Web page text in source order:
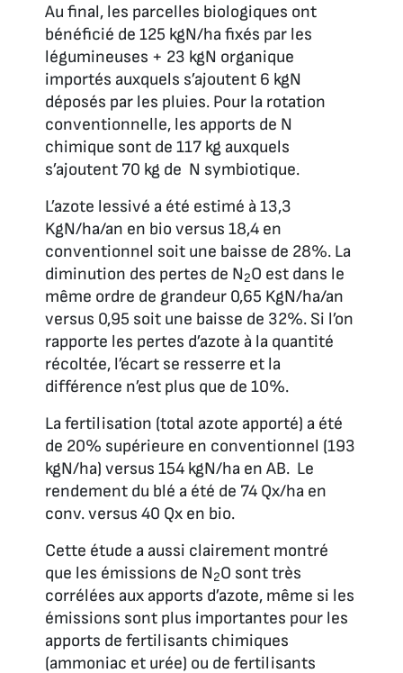
Au final, les parcelles biologiques ont
bénéficié de 125 kgN/ha fixés par les
légumineuses + 23 kgN organique
importés auxquels s’ajoutent 6 kgN
déposés par les pluies. Pour la rotation
conventionnelle, les apports de N
chimique sont de 117 kg auxquels
s’ajoutent 70 kg de N symbiotique.
L’azote lessivé a été estimé à 13,3
KgN/ha/an en bio versus 18,4 en
conventionnel soit une baisse de 28%. La
diminution des pertes de N2O est dans le
même ordre de grandeur 0,65 KgN/ha/an
versus 0,95 soit une baisse de 32%. Si l’on
rapporte les pertes d’azote à la quantité
récoltée, l’écart se resserre et la
différence n’est plus que de 10%.
La fertilisation (total azote apporté) a été
de 20% supérieure en conventionnel (193
kgN/ha) versus 154 kgN/ha en AB. Le
rendement du blé a été de 74 Qx/ha en
conv. versus 40 Qx en bio.
Cette étude a aussi clairement montré
que les émissions de N2O sont très
corrélées aux apports d’azote, même si les
émissions sont plus importantes pour les
apports de fertilisants chimiques
(ammoniac et urée) ou de fertilisants